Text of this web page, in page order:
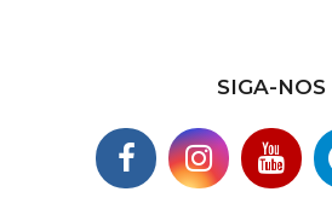
SIGA-NOS